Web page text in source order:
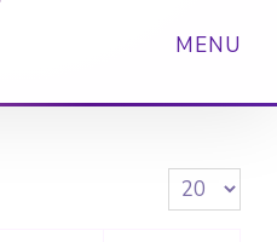
Display #